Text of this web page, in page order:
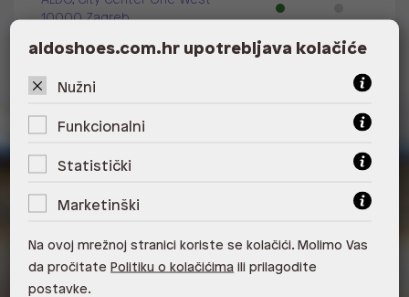
10000 Zagreb
ALDO, Arena Centar 10020 Zagreb
ALDO, Mall of Split Split
ALDO, City Center One Split 21000
aldoshoes.com.hr upotrebljava kolačiće
Nužni
Funkcionalni
Statistički
Marketinški
Na ovoj mrežnoj stranici koriste se kolačići. Molimo Vas
da pročitate Politiku o kolačićima ili prilagodite
postavke.